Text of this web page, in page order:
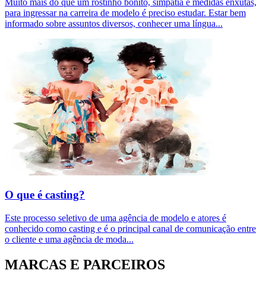
para ingressar na carreira de modelo é preciso estudar. Estar bem
informado sobre assuntos diversos, conhecer uma língua...
O que é casting?
Este processo seletivo de uma agência de modelo e atores é
conhecido como casting e é o principal canal de comunicação entre
o cliente e uma agência de moda...
MARCAS E PARCEIROS